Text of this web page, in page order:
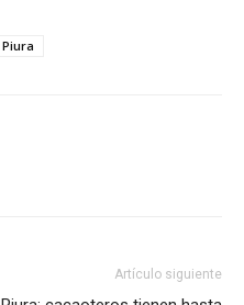
Piura
Artículo siguiente